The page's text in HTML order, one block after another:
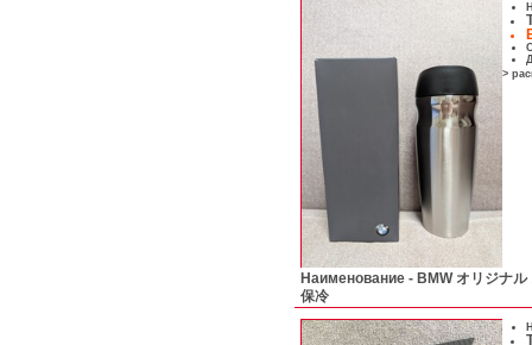
>
Наименование - BMW オリジナ
保冷